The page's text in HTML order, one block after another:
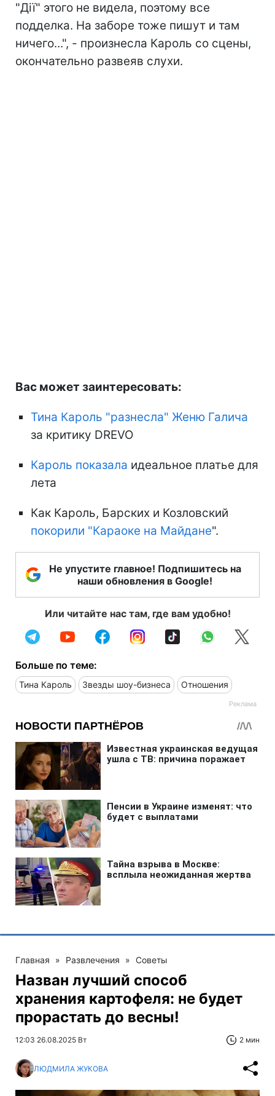
"Дії" этого не видела, поэтому все
подделка. На заборе тоже пишут и там
ничего...", - произнесла Кароль со сцены,
окончательно развеяв слухи.
Вас может заинтересовать:
Тина Кароль "разнесла" Женю Галича
за критику DREVO
Кароль показала идеальное платье для
лета
Как Кароль, Барских и Козловский
покорили "Караоке на Майдане".
Не упустите главное! Подпишитесь на
наши обновления в Google!
Или читайте нас там, где вам удобно!
Больше по теме:
Тина Кароль Звезды шоу-бизнеса Отношения
Главная » Развлечения » Советы
Назван лучший способ
хранения картофеля: не будет
прорастать до весны!
12:03 26.08.2025 Вт 2 мин
ЛЮДМИЛА ЖУКОВА